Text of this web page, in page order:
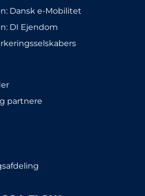
Dansk e-Mobilitet
DI Ejendom
partnere